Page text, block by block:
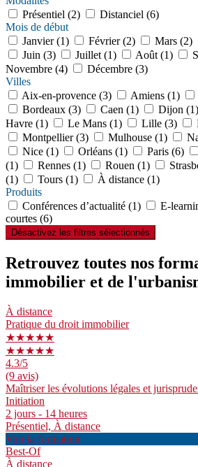
Présentiel (2)
Distanciel (6)
Mois de début
Janvier (1)
Février (2) Mars (2)
Juin (3)
Juillet (1) Août (1)
Novembre (4)
Décembre (3)
Villes
Aix-en-provence (3)
Amiens (1)
Bordeaux (3)
Caen (1) Dijon (1)
Havre (1)
Le Mans (1) Lille (3)
Montpellier (3)
Mulhouse (1)
Nice (1)
Orléans (1) Paris (6)
(1)
Rennes (1) Rouen (1)
(1)
Tours (1)
À distance (1)
Produits
Conférences d’actualité (1)
E-
courtes (6)
Désactivez les filtres sélectionnés
Retrouvez toutes nos
immobilier et de
À distance
Pratique du droit immobilier
★★★★★
★★★★★
4.3/5
(9 avis)
Maîtriser les évolutions légales et
Initiation
2 jours - 14 heures
Présentiel, À distance
Voir la formation
Best-Of
À distance